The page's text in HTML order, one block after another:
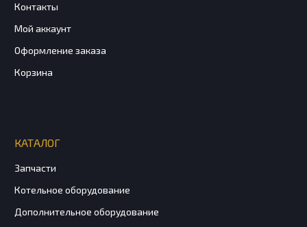
Контакты
Мой аккаунт
Оформление заказа
Корзина
КАТАЛОГ
Запчасти
Котельное оборудование
Дополнительное оборудование